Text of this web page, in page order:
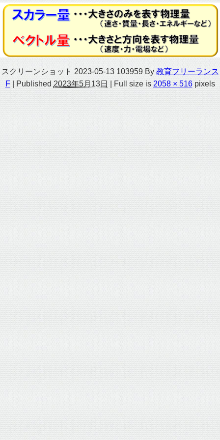
スクリーンショット 2023-05-13 103959 By 教育フリーランス
F
Published 2023年5月13日 Full size is2058 × 516pixels